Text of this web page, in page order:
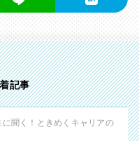
記事
聞く！ときめくキャリアの